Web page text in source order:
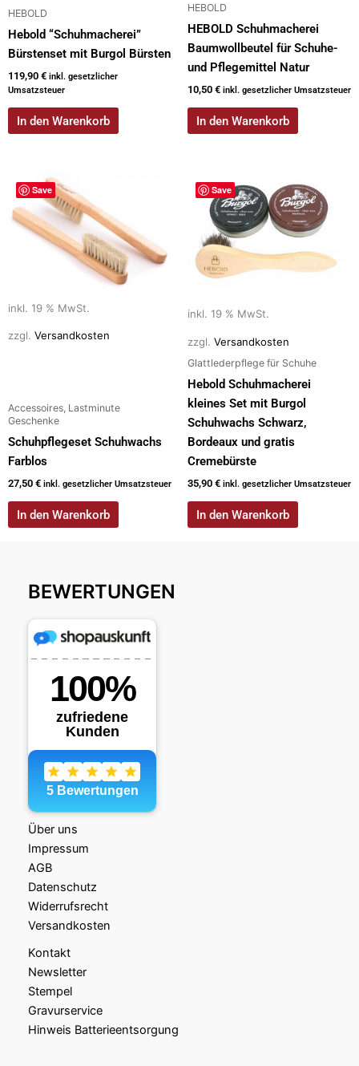
HEBOLD
Hebold “Schuhmacherei”
Bürstenset mit Burgol Bürsten
119,90 € inkl. gesetzlicher
Umsatzsteuer
In den Warenkorb
HEBOLD
HEBOLD Schuhmacherei
Baumwollbeutel für Schuhe-
und Pflegemittel Natur
10,50 € inkl. gesetzlicher Umsatzsteuer
In den Warenkorb
Save
inkl. 19 % MwSt.
zzgl. Versandkosten
Accessoires, Lastminute
Geschenke
Schuhpflegeset Schuhwachs
Farblos
27,50 € inkl. gesetzlicher Umsatzsteuer
In den Warenkorb
Save
inkl. 19 % MwSt.
zzgl. Versandkosten
Glattlederpflege für Schuhe
Hebold Schuhmacherei
kleines Set mit Burgol
Schuhwachs Schwarz,
Bordeaux und gratis
Cremebürste
35,90 € inkl. gesetzlicher Umsatzsteuer
In den Warenkorb
BEWERTUNGEN
Über uns
Impressum
AGB
Datenschutz
Widerrufsrecht
Versandkosten
Kontakt
Newsletter
Stempel
Gravurservice
Hinweis Batterieentsorgung